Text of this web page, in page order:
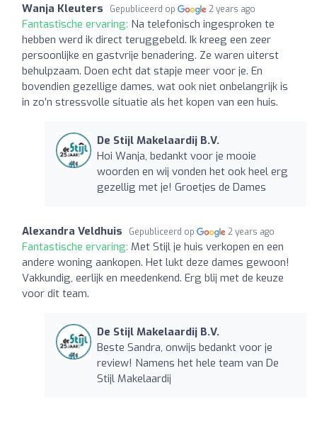
Wanja Kleuters Gepubliceerd op 2 years ago
Fantastische ervaring: Na telefonisch ingesproken te
hebben werd ik direct teruggebeld. Ik kreeg een zeer
persoonlijke en gastvrije benadering. Ze waren uiterst
behulpzaam. Doen echt dat stapje meer voor je. En
bovendien gezellige dames, wat ook niet onbelangrijk is
in zo’n stressvolle situatie als het kopen van een huis.
De Stijl Makelaardij B.V.
Hoi Wanja, bedankt voor je mooie
woorden en wij vonden het ook heel erg
gezellig met je! Groetjes de Dames
Alexandra Veldhuis Gepubliceerd op 2 years ago
Fantastische ervaring: Met Stijl je huis verkopen en een
andere woning aankopen. Het lukt deze dames gewoon!
Vakkundig, eerlijk en meedenkend. Erg blij met de keuze
voor dit team.
De Stijl Makelaardij B.V.
Beste Sandra, onwijs bedankt voor je
review! Namens het hele team van De
Stijl Makelaardij